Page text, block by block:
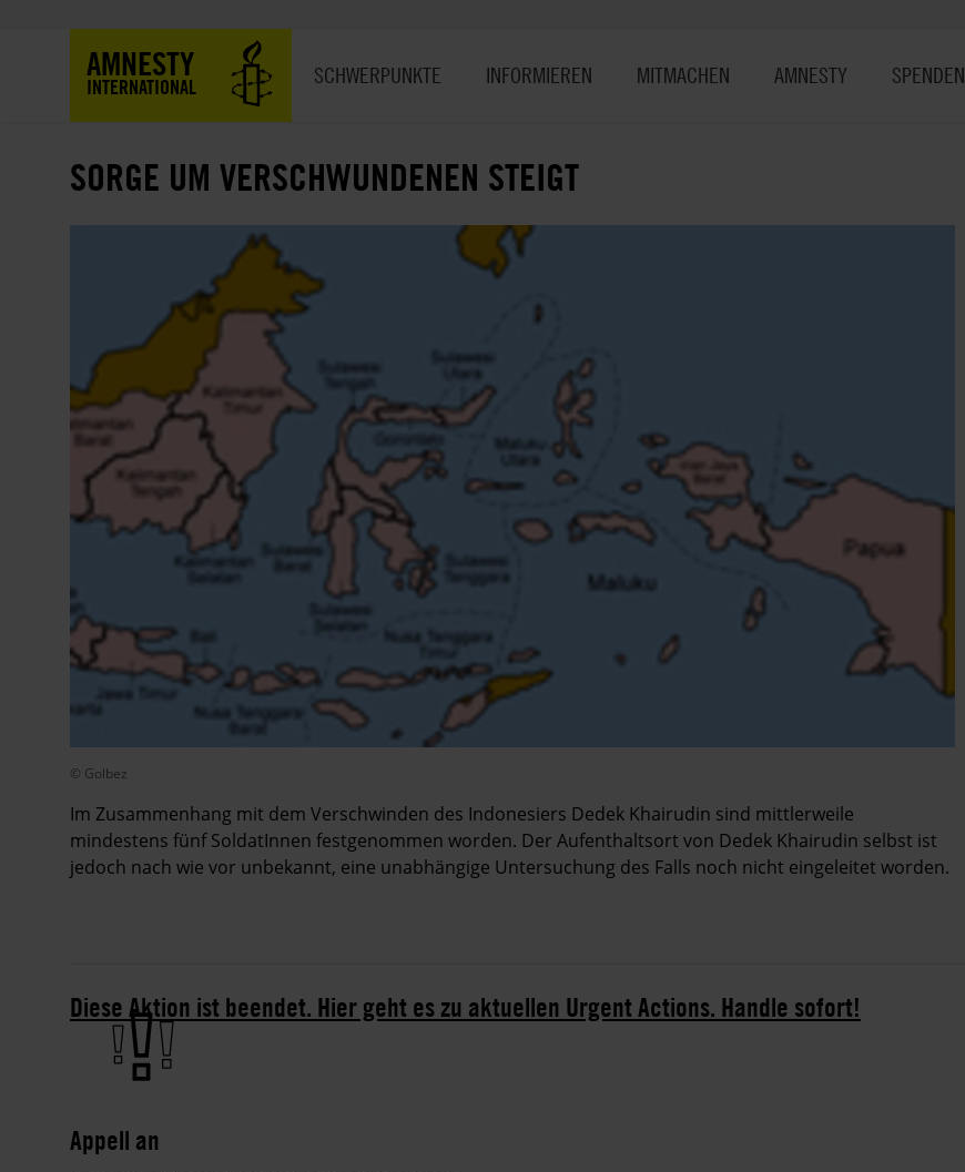
AMNESTY
INTERNATIONAL SCHWERPUNKTE INFORMIEREN MITMACHEN AMNESTY SPENDEN
SORGE UM VERSCHWUNDENEN STEIGT
© Golbez
Im Zusammenhang mit dem Verschwinden des Indonesiers Dedek Khairudin sind mittlerweile
mindestens fünf SoldatInnen festgenommen worden. Der Aufenthaltsort von Dedek Khairudin selbst ist
jedoch nach wie vor unbekannt, eine unabhängige Untersuchung des Falls noch nicht eingeleitet worden.
Diese Aktion ist beendet. Hier geht es zu aktuellen Urgent Actions. Handle sofort!
Appell an